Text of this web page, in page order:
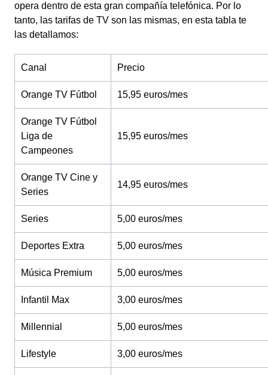
opera dentro de esta gran compañía telefónica. Por lo
tanto, las tarifas de TV son las mismas, en esta tabla te
las detallamos:
Canal Precio
Orange TV Fútbol 15,95 euros/mes
Orange TV Fútbol
Liga de
Campeones
15,95 euros/mes
Orange TV Cine y
Series
14,95 euros/mes
Series 5,00 euros/mes
Deportes Extra 5,00 euros/mes
Música Premium 5,00 euros/mes
Infantil Max 3,00 euros/mes
Millennial 5,00 euros/mes
Lifestyle 3,00 euros/mes